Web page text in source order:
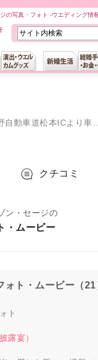
の写真・フォト -ウエディング情
道松本ICより車で10分
クチコミ
ン・セージの
・ムービー
ォト・ムービー（21
ト
露宴）